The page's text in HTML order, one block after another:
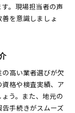
。現場担当者の声
を意識しましょ
高い業者選びが欠
格や検査実績、ア
う。また、地元の
手続きがスムーズ